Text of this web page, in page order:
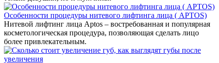
Особенности процедуры нитевого лифтинга лица ( APTOS)
Нитевой лифтинг лица Aptos – востребованная и популярная
косметологическая процедура, позволяющая сделать лицо
более привлекательным.